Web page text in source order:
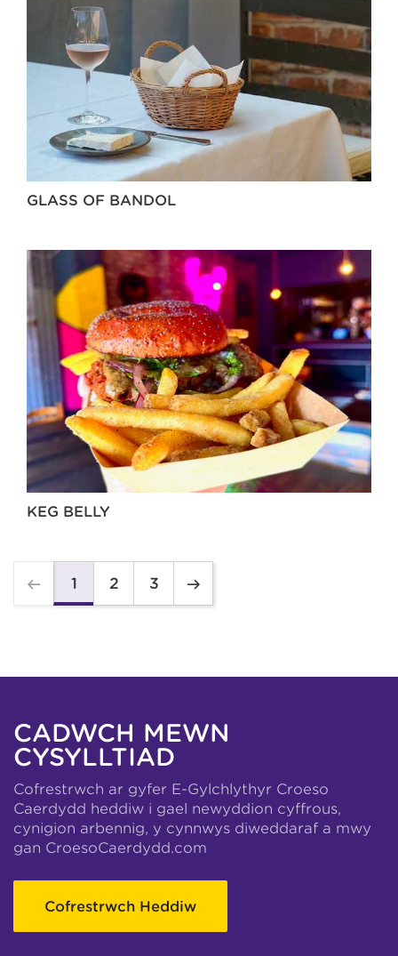
GLASS OF BANDOL
KEG BELLY
1 2 3
CADWCH MEWN
CYSYLLTIAD
Cofrestrwch ar gyfer E-Gylchlythyr Croeso
Caerdydd heddiw i gael newyddion cyffrous,
cynigion arbennig, y cynnwys diweddaraf a mwy
gan CroesoCaerdydd.com
Cofrestrwch Heddiw